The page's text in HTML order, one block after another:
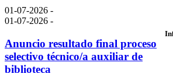
01-07-2026 -
01-07-2026 -
Anuncio resultado final proceso
selectivo técnico/a auxiliar de
biblioteca